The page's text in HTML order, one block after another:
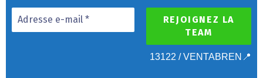
13122 / VENTABREN📍